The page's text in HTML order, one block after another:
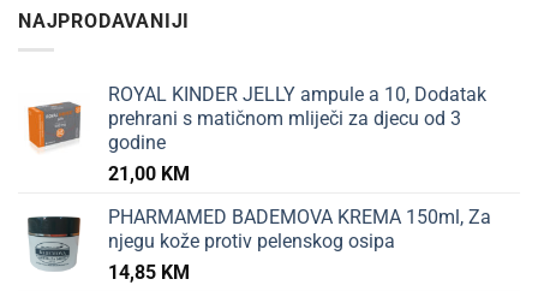
NAJPRODAVANIJI
ROYAL KINDER JELLY ampule a 10, Dodatak
prehrani s matičnom mliječi za djecu od 3
godine
21,00 KM
PHARMAMED BADEMOVA KREMA 150ml, Za
njegu kože protiv pelenskog osipa
14,85 KM